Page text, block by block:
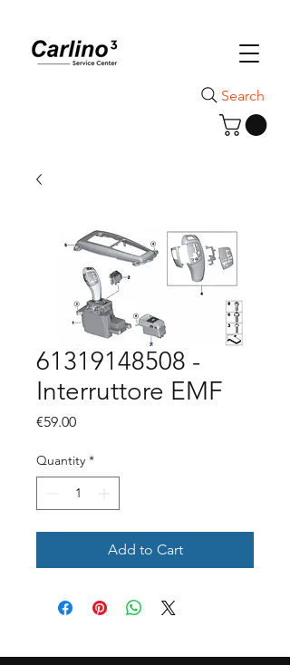
Search
61319148508 -
Interruttore EMF
€59.00Price
Quantity *
Add to Cart